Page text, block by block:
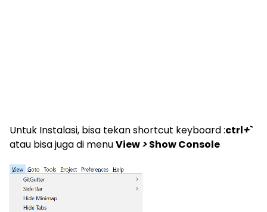
Untuk Instalasi, bisa tekan shortcut keyboard :ctrl+`
atau bisa juga di menuView>Show Console